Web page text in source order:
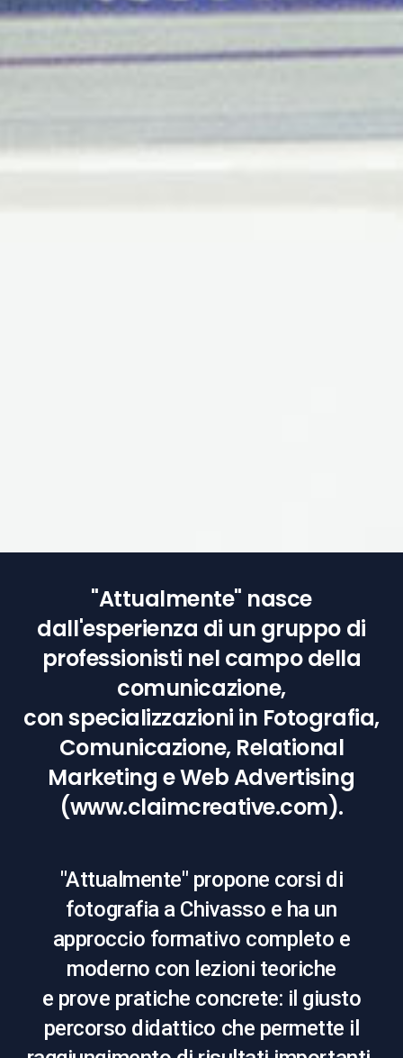
"Attualmente" nasce
dall'esperienza di un gruppo di
professionisti nel campo della
comunicazione,
con specializzazioni in Fotografia,
Comunicazione, Relational
Marketing e Web Advertising
(www.claimcreative.com).
"Attualmente" propone corsi di
fotografia a Chivasso e ha un
approccio formativo completo e
moderno con lezioni teoriche
e prove pratiche concrete: il giusto
percorso didattico che permette il